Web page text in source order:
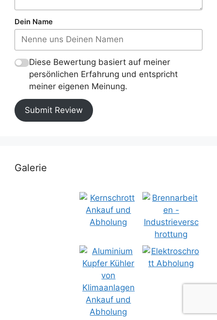
Dein Name
Diese Bewertung basiert auf meiner
persönlichen Erfahrung und entspricht
meiner eigenen Meinung.
Submit Review
Galerie